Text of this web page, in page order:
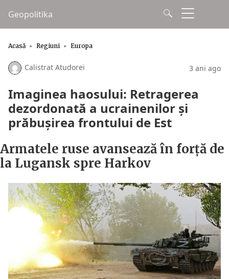
Geopolitika
Acasă Regiuni Europa
Calistrat Atudorei 3 ani ago
Imaginea haosului: Retragerea
dezordonată a ucrainenilor și
prăbușirea frontului de Est
Armatele ruse avansează în forță de
la Lugansk spre Harkov